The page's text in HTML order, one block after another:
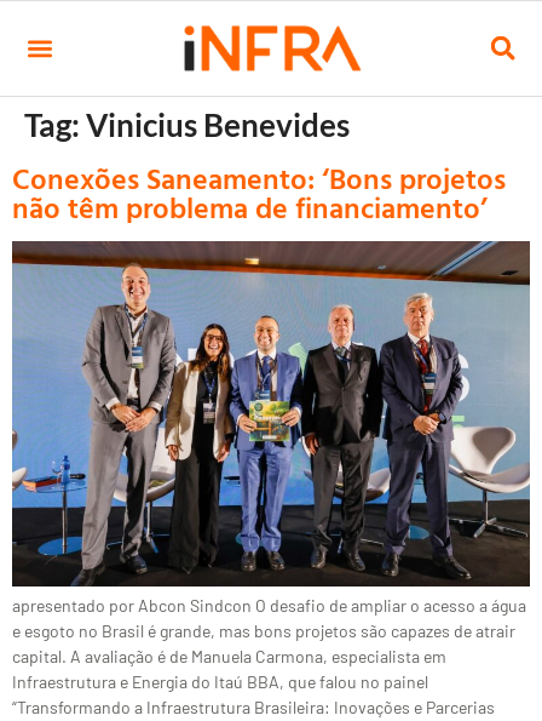
Tag:Vinicius Benevides
Conexões Saneamento: ‘Bons projetos
não têm problema de financiamento’
apresentado por Abcon Sindcon O desafio de ampliar o acesso a água
e esgoto no Brasil é grande, mas bons projetos são capazes de atrair
capital. A avaliação é de Manuela Carmona, especialista em
Infraestrutura e Energia do Itaú BBA, que falou no painel
“Transformando a Infraestrutura Brasileira: Inovações e Parcerias